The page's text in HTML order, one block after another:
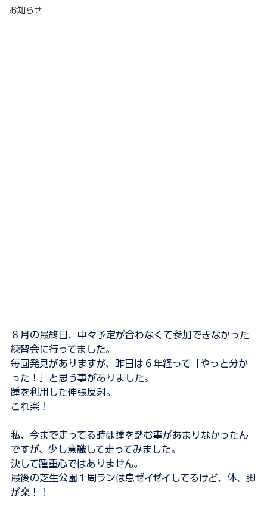
お知らせ
８月の最終日、中々予定が合わなくて参加できなかった
練習会に行ってました。
毎回発見がありますが、昨日は６年経って「やっと分か
った！」と思う事がありました。
踵を利用した伸張反射。
これ楽！
私、今まで走ってる時は踵を踏む事があまりなかったん
ですが、少し意識して走ってみました。
決して踵重心ではありません。
最後の芝生公園１周ランは息ゼイゼイしてるけど、体、脚
が楽！！